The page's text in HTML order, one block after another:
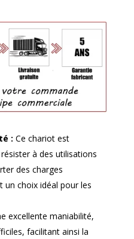
: Ce chariot est
à des utilisations
des charges
un choix idéal pour les
excellente maniabilité,
facilitant ainsi la